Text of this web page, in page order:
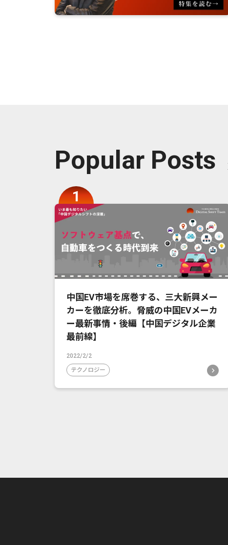
Popular Posts
中国EV市場を席巻する、三大新興メー
カーを徹底分析。脅威の中国EVメーカ
ー最新事情・後編【中国デジタル企業
最前線】
2022/2/2
テクノロジー